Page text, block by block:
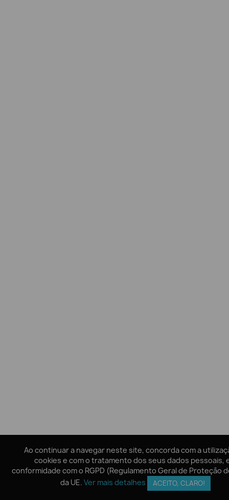
Ao continuar a navegar neste site, concorda com a
cookies e com o tratamento dos seus dados pessoais,
conformidade com o RGPD (Regulamento Geral de Proteção
da UE. Ver mais detalhes ACEITO, CLARO!
Ao continuar a navegar neste site, concorda com a
cookies e com o tratamento dos seus dados pessoais,
conformidade com o RGPD (Regulamento Geral de Proteção
da UE. Ver mais detalhes ACEITO, CLARO!